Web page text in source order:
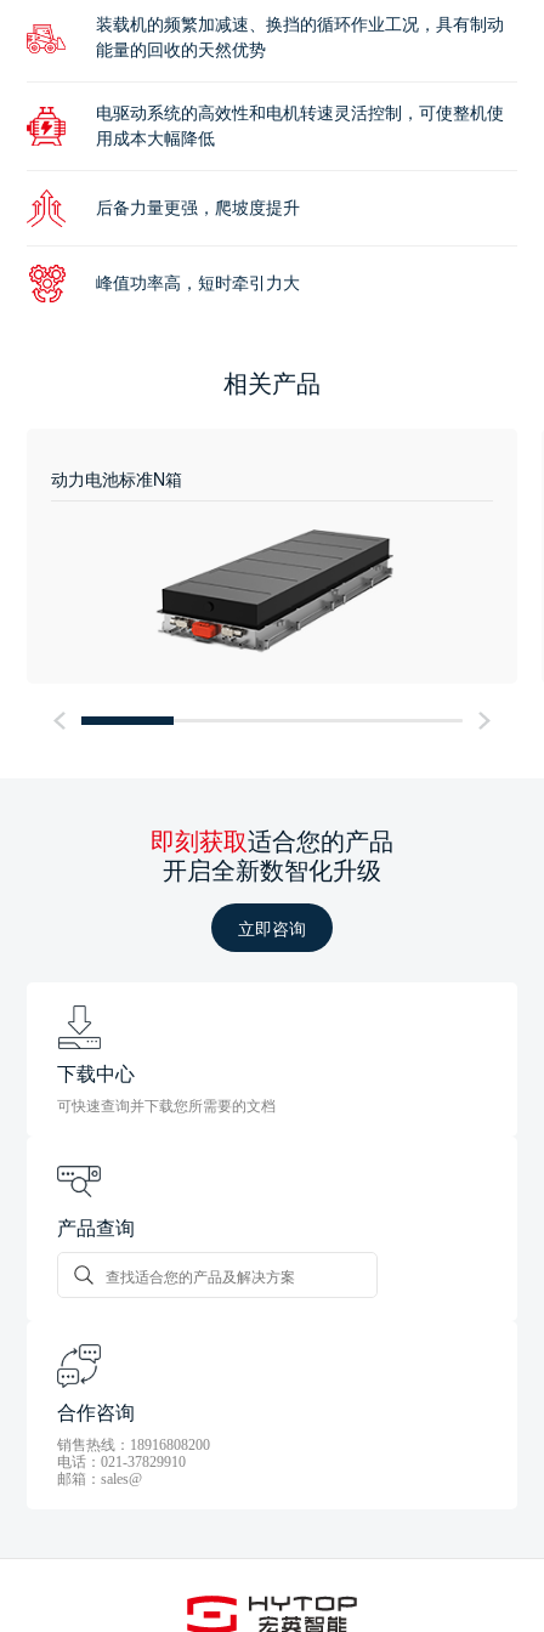
装载机的频繁加减速、换挡的循环作业工况，具有制动
能量的回收的天然优势
电驱动系统的高效性和电机转速灵活控制，可使整机使
用成本大幅降低
后备力量更强，爬坡度提升
峰值功率高，短时牵引力大
相关产品
动力电池标准N箱
即刻获取适合您的产品
开启全新数智化升级
立即咨询
下载中心
可快速查询并下载您所需要的文档
产品查询
合作咨询
销售热线：18916808200
电话：021-37829910
邮箱：sales@